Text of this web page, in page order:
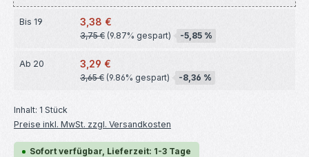
Bis 19 3,38 €
3,75 € (9.87% gespart) -5,85 %
Ab 20 3,29 €
3,65 € (9.86% gespart) -8,36 %
Inhalt: 1 Stück
Preise inkl. MwSt. zzgl. Versandkosten
Sofort verfügbar, Lieferzeit: 1-3 Tage